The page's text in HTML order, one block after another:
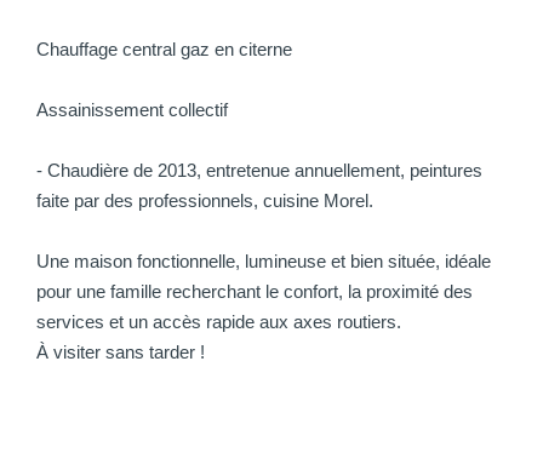
Chauffage central gaz en citerne
Assainissement collectif
- Chaudière de 2013, entretenue annuellement, peintures
faite par des professionnels, cuisine Morel.
Une maison fonctionnelle, lumineuse et bien située, idéale
pour une famille recherchant le confort, la proximité des
services et un accès rapide aux axes routiers.
À visiter sans tarder !